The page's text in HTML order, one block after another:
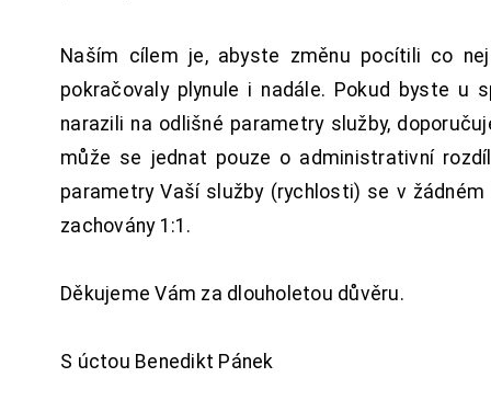
Naším cílem je, abyste změnu pocítili co
pokračovaly plynule i nadále. Pokud byste u
narazili na odlišné parametry služby,
může se jednat pouze o administrativní
parametry Vaší služby (rychlosti) se v
zachovány 1:1.
Děkujeme Vám za dlouholetou důvěru.
S úctou Benedikt Pánek